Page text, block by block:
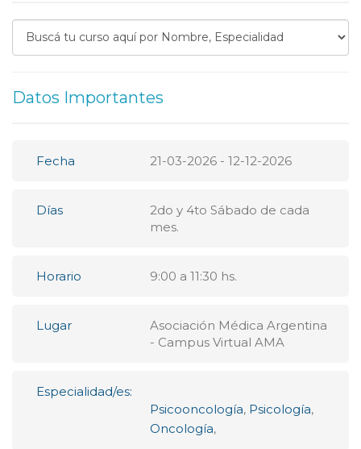
Datos Importantes
Fecha 21-03-2026 - 12-12-2026
Días
2do y 4to Sábado de cada
mes.
Horario 9:00 a 11:30 hs.
Lugar
Asociación Médica Argentina
- Campus Virtual AMA
Especialidad/es:
Psicooncología, Psicología,
Oncología,